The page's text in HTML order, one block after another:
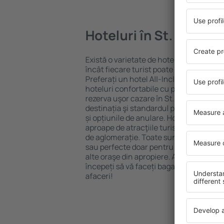
Hoteluri în St.
Există o varietate de hoteluri
încât fiecare turist poate găsi cazare
Preferați un hotel All-Inclusive cu
hoteluri confortabile cu preţuri mici?
rezerva uşor cazare în St. Stephen}
destinația şi standardul pentru hotel,
și opțiunile de anulare. Hotelurile în St.
aproape de atracţiile turistice
de aglomerație. Toate sunt disponibile
sau perfecte doar pentru o noapte
alte oraşe din apropiere. Alegeți
începeți să vă faceți bagajele pentru o
afaceri!